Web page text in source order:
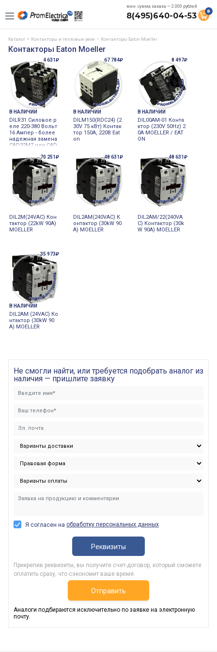
мин. сумма заказа — 2.000 рублей
8(495)640-04-53 0
Каталог Контакторы и тепловые реле Контакторы Eaton Moeller
Контакторы Eaton Moeller
4 631₽
В НАЛИЧИИ
DILR31 Силовое р
еле 220-380 Вольт
16 Ампер - более
надежная замена
CAD32M7 или CAD
67 784₽
В НАЛИЧИИ
DILM150(RDC24) (2
30V 75 кВт) Контак
тор 150А, 220В Eat
on
8 497₽
В НАЛИЧИИ
DIL00AM-01 Конта
ктор (230V 50Hz) 2
0А MOELLER / EAT
ON
70 251₽
DIL2M(24VAC) Кон
тактор (22kW 90A)
MOELLER
48 631₽
DIL2AM(240VAC) К
онтактор (30kW 90
A) MOELLER
48 631₽
DIL2AM/22(240VA
C) Контактор (30k
W 90A) MOELLER
35 973₽
В НАЛИЧИИ
DIL2AM (24VAC) Ко
нтактор (30kW 90
A) MOELLER
Не смогли найти, или требуется подобрать аналог из
наличия — пришлите заявку
Я согласен на обработку персональных данных
Реквизиты
Прикрепив реквизиты, вы получите счет-договор, который сможете
оплатить сразу, что сэкономит ваше время.
Отправить
Аналоги подбираются исключительно по заявке на электронную
почту.